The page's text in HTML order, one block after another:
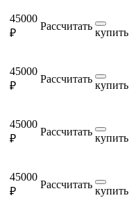
45000
₽
Рассчитать
купить
45000
₽
Рассчитать
купить
45000
₽
Рассчитать
купить
45000
₽
Рассчитать
купить